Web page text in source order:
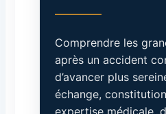
Comprendre les
après un accident
d’avancer plus
échange,
expertise médicale,